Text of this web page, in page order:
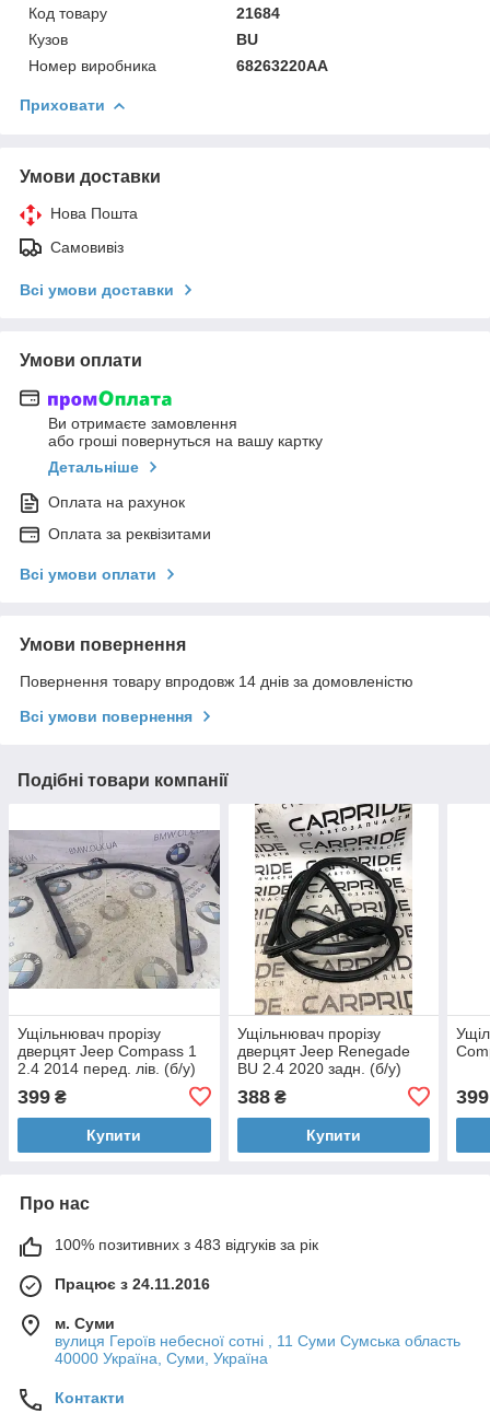
Код товару
21684
Кузов
BU
Номер виробника
68263220AA
Приховати
Умови доставки
Нова Пошта
Самовивіз
Всі умови доставки
Умови оплати
Ви отримаєте замовлення
або гроші повернуться на вашу картку
Детальніше
Оплата на рахунок
Оплата за реквізитами
Всі умови оплати
Умови повернення
Повернення товару впродовж 14 днів за домовленістю
Всі умови повернення
Подібні товари компанії
Ущільнювач прорізу
дверцят Jeep Compass 1
2.4 2014 перед. лів. (б/у)
399 ₴
Купити
Ущільнювач прорізу
дверцят Jeep Renegade
BU 2.4 2020 задн. (б/у)
388₴
Купити
399
Про нас
100% позитивних з 483 відгуків за рік
Працює з 24.11.2016
м. Суми
вулиця Героїв небесної сотні , 11 Суми Сумська область
40000 Україна, Суми, Україна
Контакти